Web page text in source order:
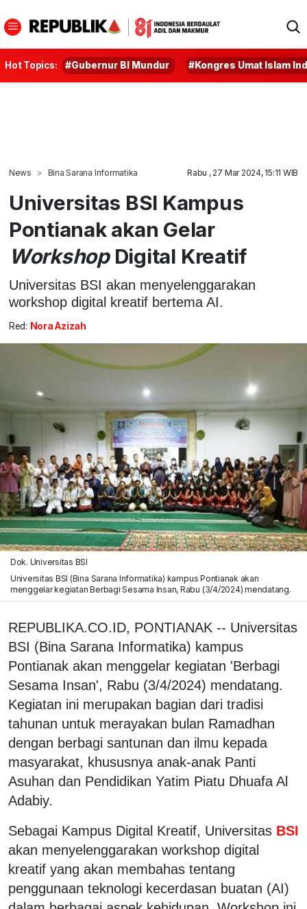
Hot Topics: #Gubernur BI Mundur #Kongres Umat Islam
News Bina Sarana Informatika Rabu , 27 Mar 2024, 15:11 WIB
Universitas BSI Kampus
Pontianak akan Gelar
WorkshopDigital Kreatif
Universitas BSI akan menyelenggarakan
workshop digital kreatif bertema AI.
Red: Nora Azizah
Dok. Universitas BSI
Universitas BSI (Bina Sarana Informatika) kampus Pontianak akan
menggelar kegiatan Berbagi Sesama Insan, Rabu (3/4/2024) mendatang.
REPUBLIKA.CO.ID, PONTIANAK -- Universitas
BSI (Bina Sarana Informatika) kampus
Pontianak akan menggelar kegiatan 'Berbagi
Sesama Insan', Rabu (3/4/2024) mendatang.
Kegiatan ini merupakan bagian dari tradisi
tahunan untuk merayakan bulan Ramadhan
dengan berbagi santunan dan ilmu kepada
masyarakat, khususnya anak-anak Panti
Asuhan dan Pendidikan Yatim Piatu Dhuafa Al
Adabiy.
Sebagai Kampus Digital Kreatif, Universitas BSI
akan menyelenggarakan workshop digital
kreatif yang akan membahas tentang
penggunaan teknologi kecerdasan buatan (AI)